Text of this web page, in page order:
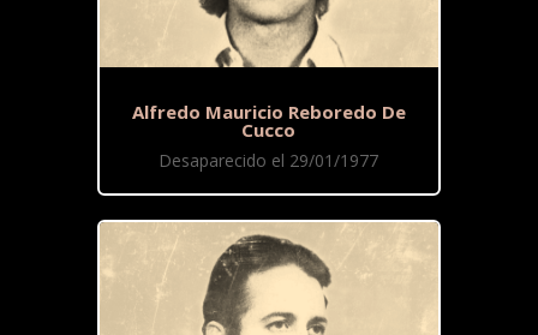
Alfredo Mauricio Reboredo De
Cucco
Desaparecido el 29/01/1977